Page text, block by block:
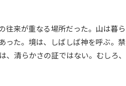
往来が重なる場所だった。山は暮
た。境は、しばしば神を呼ぶ。禁
、清らかさの証ではない。むしろ